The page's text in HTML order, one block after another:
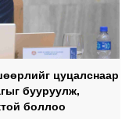
цуцалснаар
бууруулж,
боллоо